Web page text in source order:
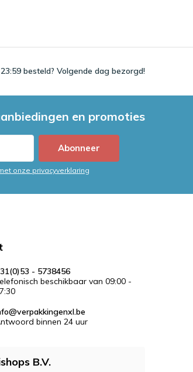
besteld? Volgende dag bezorgd!
en promoties
Abonneer
onze privacyverklaring
- 5738456
beschikbaar van 09:00 -
binnen 24 uur
B.V.